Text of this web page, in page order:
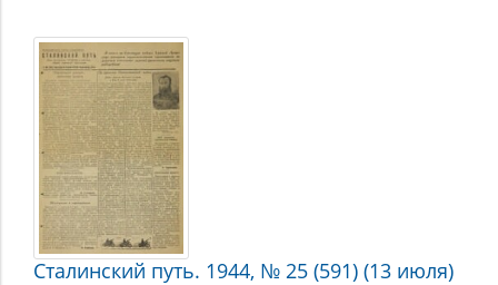
Сталинский путь. 1944, № 25 (591) (13 июля)